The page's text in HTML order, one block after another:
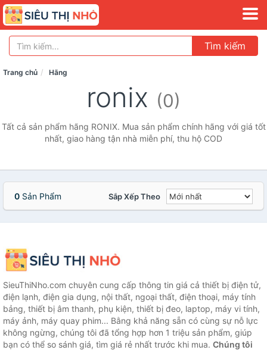
Tìm kiếm
Trang chủ Hãng
ronix (0)
Tất cả sản phẩm hãng RONIX. Mua sản phẩm chính hãng với giá tốt
nhất, giao hàng tận nhà miễn phí, thu hộ COD
0 Sản Phẩm Sắp Xếp Theo
SieuThiNho.com chuyên cung cấp thông tin giá cả thiết bị điện tử,
điện lạnh, điện gia dụng, nội thất, ngoại thất, điện thoại, máy tính
bảng, thiết bị âm thanh, phụ kiện, thiết bị đeo, laptop, máy vi tính,
máy ảnh, máy quay phim... Bằng khả năng sẵn có cùng sự nỗ lực
không ngừng, chúng tôi đã tổng hợp hơn 1 triệu sản phẩm, giúp
bạn có thể so sánh giá, tìm giá rẻ nhất trước khi mua. Chúng tôi